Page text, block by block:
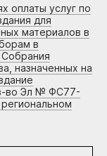
оплаты услуг по
для
материалов в
в
назначенных на
во Эл № ФС77-